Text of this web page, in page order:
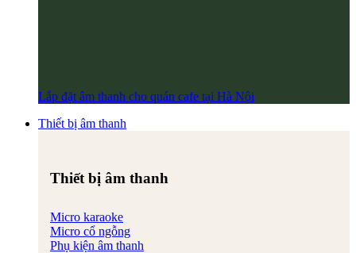
Lắp đặt âm thanh cho quán cafe tại Hà Nội
Thiết bị âm thanh
Thiết bị âm thanh
Micro karaoke
Micro cổ ngỗng
Phụ kiện âm thanh